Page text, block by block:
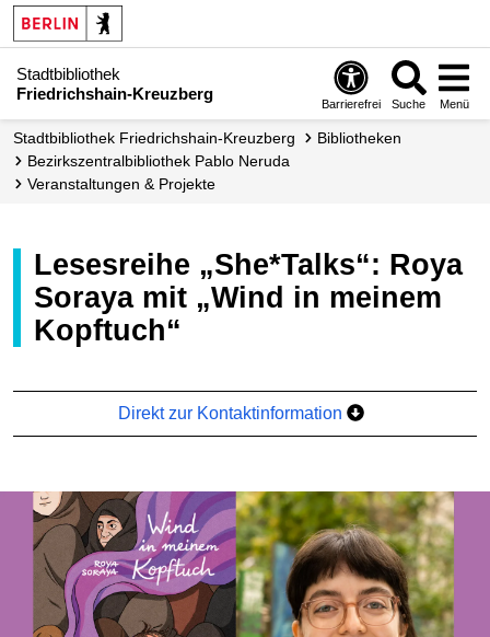
Stadtbibliothek
Friedrichshain-Kreuzberg
Barrierefrei Suche Menü
Stadt­bibliothek Friedrichshain-Kreuzberg
Bibliotheken
Bezirkszentral­bibliothek Pablo Neruda
Veranstaltungen & Projekte
Lesesreihe „She*Talks“: Roya
Soraya mit „Wind in meinem
Kopftuch“
Direkt zur Kontaktinformation